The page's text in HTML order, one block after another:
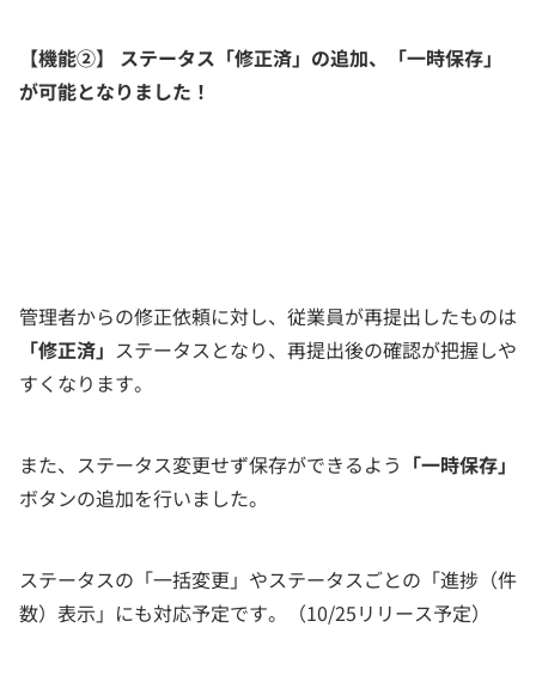
【機能②】 ステータス「修正済」の追加、「一時保存」
が可能となりました！
管理者からの修正依頼に対し、従業員が再提出したものは
「修正済」 ステータスとなり、再提出後の確認が把握しや
すくなります。
また、ステータス変更せず保存ができるよう 「一時保存」
ボタンの追加を行いました。
ステータスの「一括変更」やステータスごとの「進捗（件
数）表示」にも対応予定です。（10/25リリース予定）